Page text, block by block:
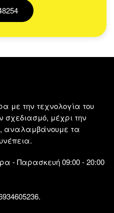
με την τεχνολογία του
σχεδιασμό, μέχρι την
αναλαμβάνουμε τα
- Παρασκευή 09:00 - 20:00